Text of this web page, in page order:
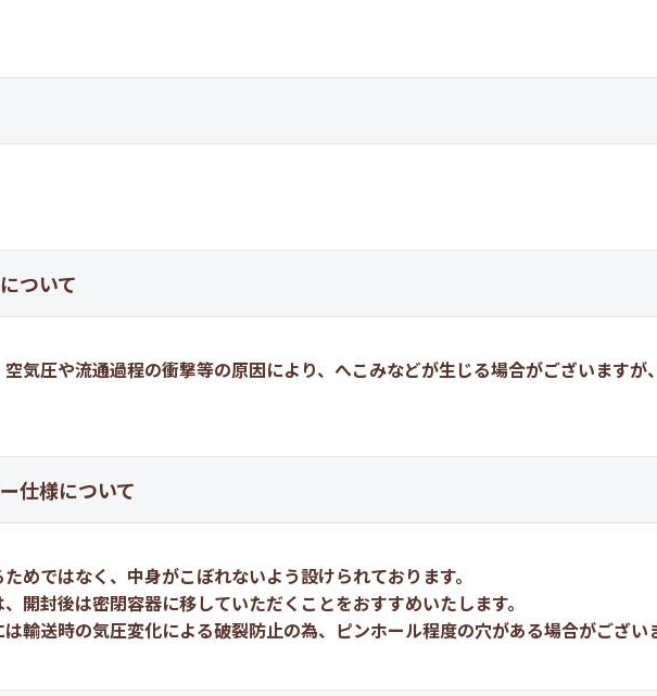
ついて
気圧や流通過程の衝撃等の原因により、へこみなどが生じる場合がございます
仕様について
めではなく、中身がこぼれないよう設けられております。
開封後は密閉容器に移していただくことをおすすめいたします。
輸送時の気圧変化による破裂防止の為、ピンホール程度の穴がある場合がござい